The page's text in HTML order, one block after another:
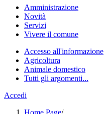
Amministrazione
Novità
Servizi
Vivere il comune
Accesso all'informazione
Agricoltura
Animale domestico
Tutti gli argomenti...
Accedi
Home Page/